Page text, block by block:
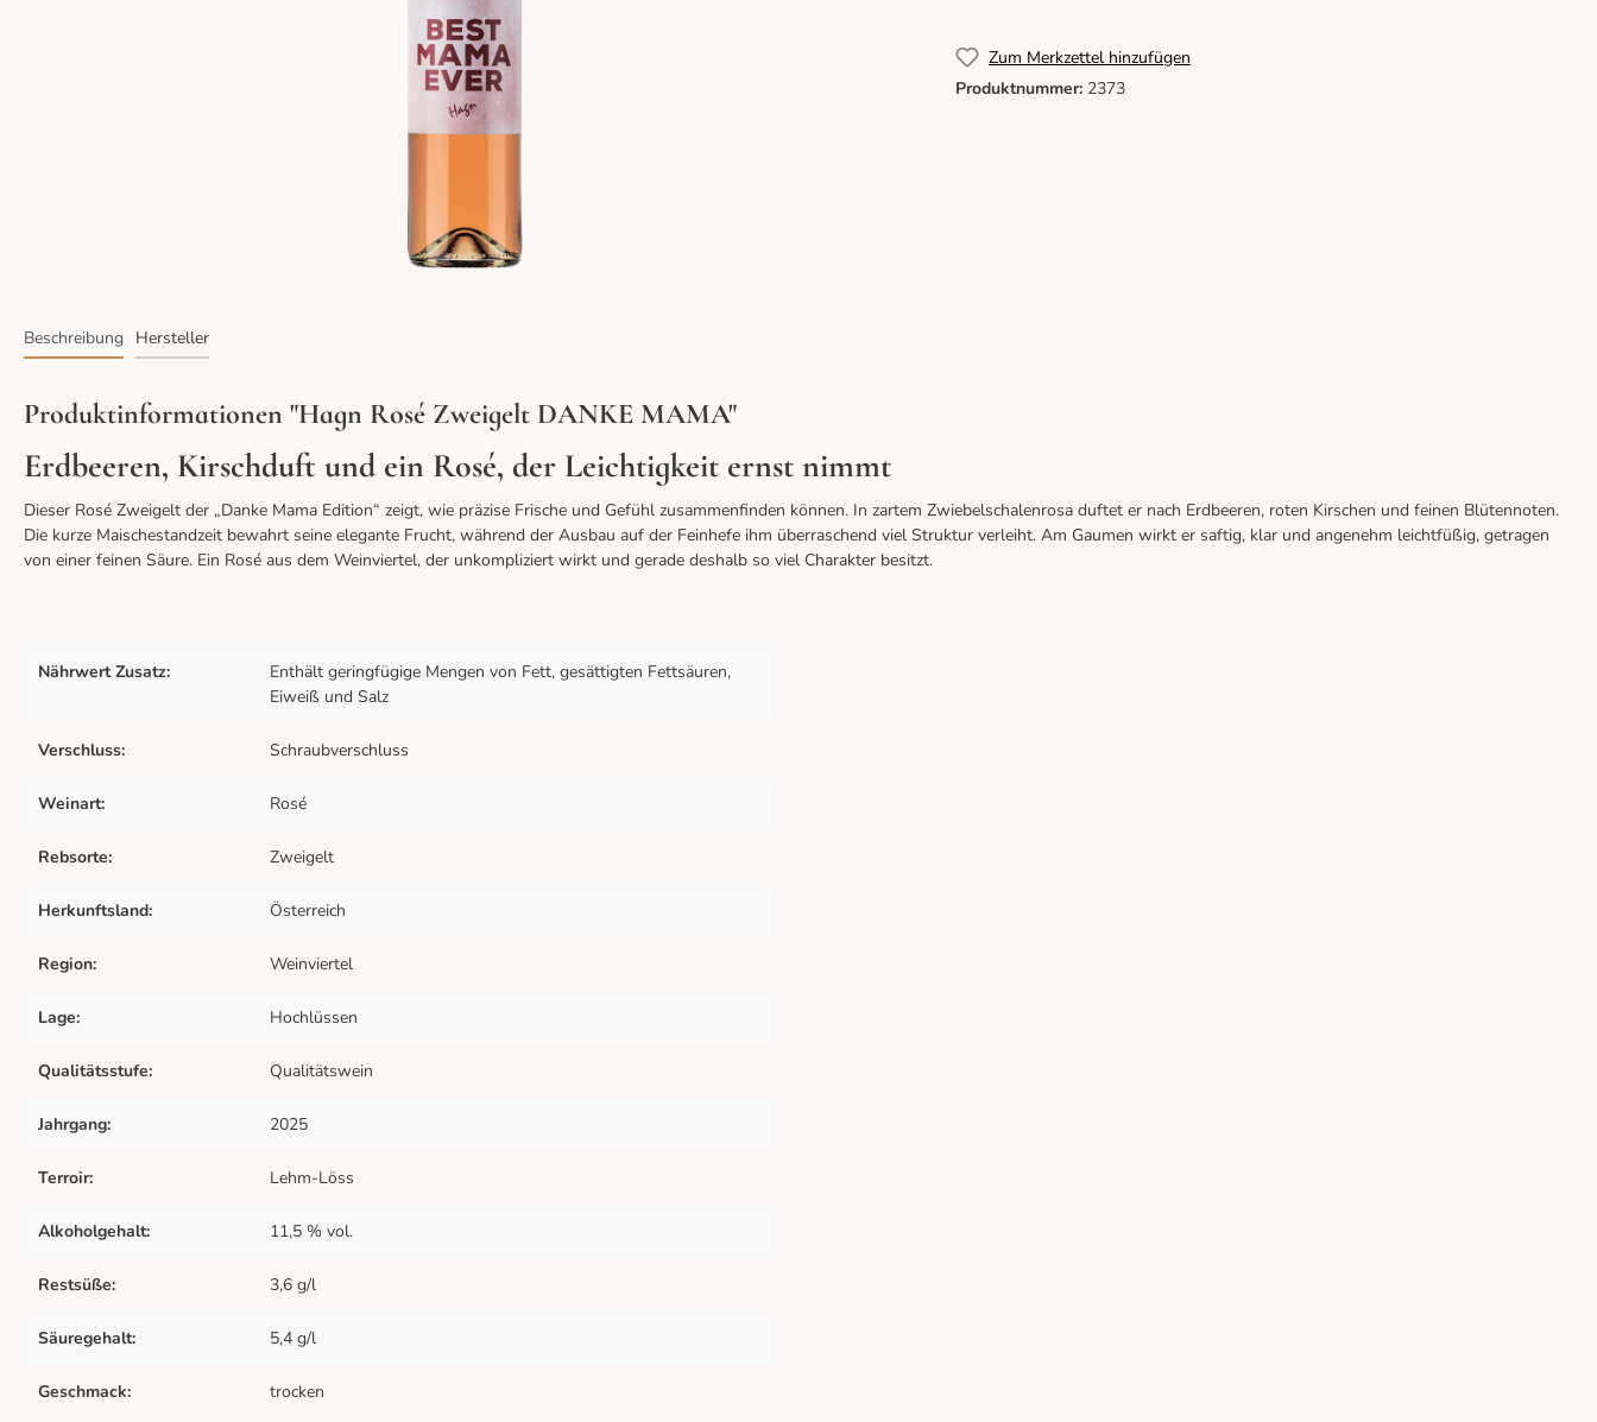
Zum Merkzettel hinzufügen
Produktnummer: 2373
Beschreibung Hersteller
Produktinformationen "Hagn Rosé Zweigelt DANKE MAMA"
Erdbeeren, Kirschduft und ein Rosé, der Leichtigkeit ernst nimmt
Dieser Rosé Zweigelt der „Danke Mama Edition“ zeigt, wie präzise Frische und Gefühl zusammenfinden können. In zartem Zwiebelschalenrosa duftet er nach Erdbeeren, roten Kirschen und feinen Blütennoten.
Die kurze Maischestandzeit bewahrt seine elegante Frucht, während der Ausbau auf der Feinhefe ihm überraschend viel Struktur verleiht. Am Gaumen wirkt er saftig, klar und angenehm leichtfüßig, getragen
von einer feinen Säure. Ein Rosé aus dem Weinviertel, der unkompliziert wirkt und gerade deshalb so viel Charakter besitzt.
Nährwert Zusatz:
Enthält geringfügige Mengen von Fett, gesättigten Fettsäuren,
Eiweiß und Salz
Verschluss: Schraubverschluss
Weinart: Rosé
Rebsorte: Zweigelt
Herkunftsland: Österreich
Region: Weinviertel
Lage: Hochlüssen
Qualitätsstufe: Qualitätswein
Jahrgang: 2025
Terroir: Lehm-Löss
Alkoholgehalt: 11,5 % vol.
Restsüße: 3,6 g/l
Säuregehalt: 5,4 g/l
Geschmack: trocken